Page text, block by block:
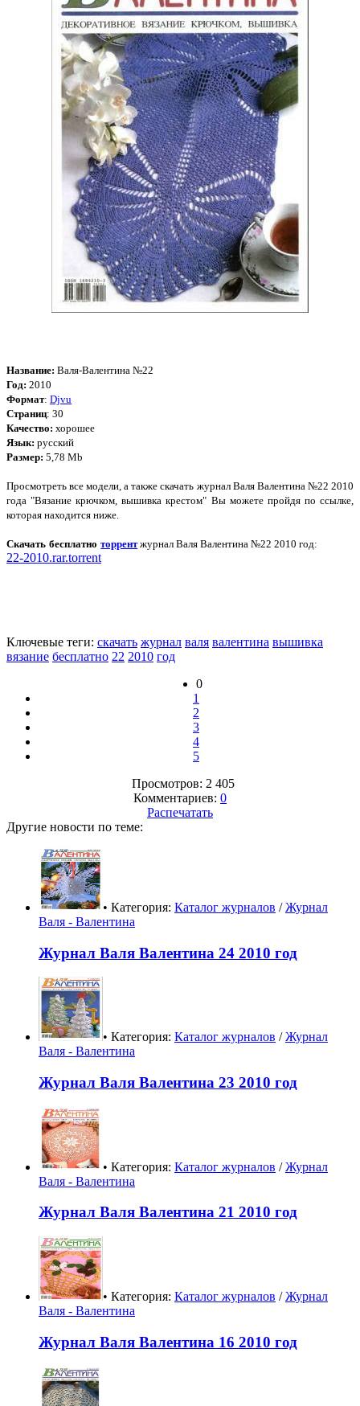
Название: Валя-Валентина №22
Год: 2010
Формат: Djvu
Страниц: 30
Качество: хорошее
Язык: русский
Размер: 5,78 Mb
Просмотреть все модели, а также скачать журнал Валя Валентина №22 2010
года "Вязание крючком, вышивка крестом" Вы можете пройдя по ссылке,
которая находится ниже.
Скачать бесплатноторрентжурнал Валя Валентина №22 2010 год:
22-2010.rar.torrent
Ключевые теги: скачать журнал валя валентина вышивка
вязание бесплатно 22 2010 год
0
1
2
3
4
5
Просмотров: 2 405
Комментариев: 0
Распечатать
Другие новости по теме:
• Категория: Каталог журналов /Журнал
Валя - Валентина
Журнал Валя Валентина 24 2010 год
• Категория: Каталог журналов /Журнал
Валя - Валентина
Журнал Валя Валентина 23 2010 год
• Категория: Каталог журналов /Журнал
Валя - Валентина
Журнал Валя Валентина 21 2010 год
• Категория: Каталог журналов /Журнал
Валя - Валентина
Журнал Валя Валентина 16 2010 год